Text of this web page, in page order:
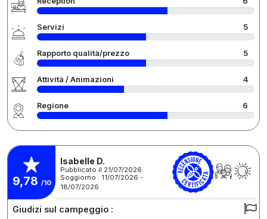
Servizi 5
Rapporto qualità/prezzo 5
Attività / Animazioni 4
Regione 6
9,78 /10
Isabelle D.
Pubblicato il 21/07/2026
Soggiorno : 11/07/2026 -
18/07/2026
Giudizi sul campeggio :